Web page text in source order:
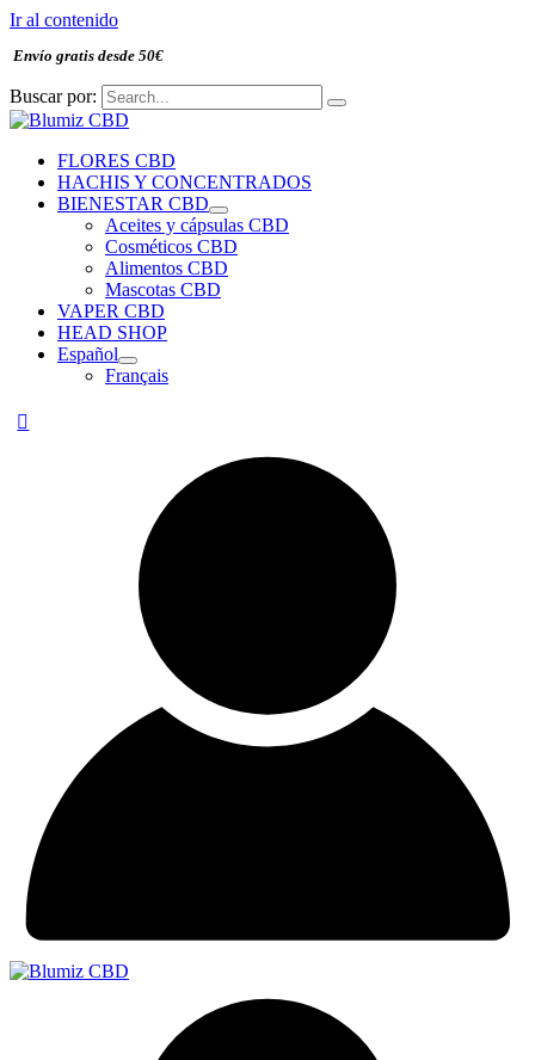
Ir al contenido
Envío gratis desde 50€
Buscar por:
FLORES CBD
HACHIS Y CONCENTRADOS
BIENESTAR CBD
Aceites y cápsulas CBD
Cosméticos CBD
Alimentos CBD
Mascotas CBD
VAPER CBD
HEAD SHOP
Español
Français